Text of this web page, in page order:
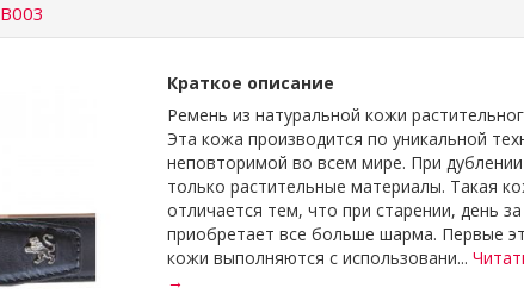
B003
Краткое описание
Ремень из натуральной кожи
Эта кожа производится по уникальной
неповторимой во всем мире. При
только растительные материалы. Такая
отличается тем, что при старении, день
приобретает все больше шарма. Первые
кожи выполняются с использовани...
→